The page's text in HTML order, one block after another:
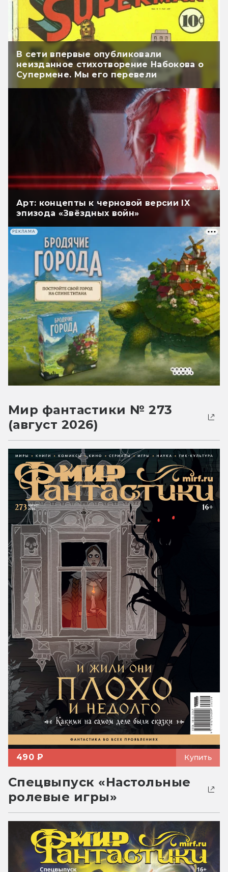
В сети впервые опубликовали
неизданное стихотворение Набокова о
Супермене. Мы его перевели
Арт: концепты к черновой версии IX
эпизода «Звёздных войн»
РЕКЛАМА
Мир фантастики № 273
(август 2026)
490 ₽ Купить
Спецвыпуск «Настольные
ролевые игры»